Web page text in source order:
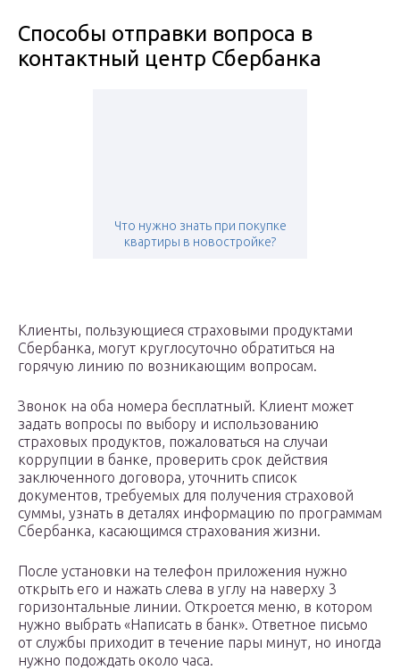
Способы отправки вопроса в
контактный центр Сбербанка
Что нужно знать при покупке
квартиры в новостройке?
Клиенты, пользующиеся страховыми продуктами
Сбербанка, могут круглосуточно обратиться на
горячую линию по возникающим вопросам.
Звонок на оба номера бесплатный. Клиент может
задать вопросы по выбору и использованию
страховых продуктов, пожаловаться на случаи
коррупции в банке, проверить срок действия
заключенного договора, уточнить список
документов, требуемых для получения страховой
суммы, узнать в деталях информацию по программам
Сбербанка, касающимся страхования жизни.
После установки на телефон приложения нужно
открыть его и нажать слева в углу на наверху 3
горизонтальные линии. Откроется меню, в котором
нужно выбрать «Написать в банк». Ответное письмо
от службы приходит в течение пары минут, но иногда
нужно подождать около часа.